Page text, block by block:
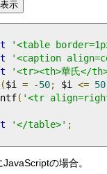
'<table
'<caption
'<tr><th>華氏</
($i = -50; $i <= 50
( '<tr
'</table>' ;
の場合。